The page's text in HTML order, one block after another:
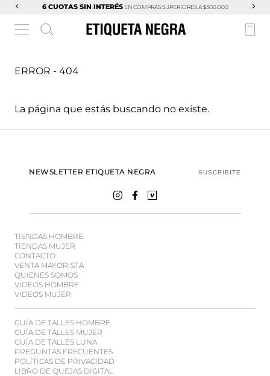
6 CUOTAS SIN INTERÉSEN COMPRAS SUPERIORES A $300.000
ERROR - 404
La página que estás buscando no existe.
TIENDAS HOMBRE
TIENDAS MUJER
CONTACTO
VENTA MAYORISTA
QUIENES SOMOS
VIDEOS HOMBRE
VIDEOS MUJER
GUÍA DE TALLES HOMBRE
GUÍA DE TALLES MUJER
GUÍA DE TALLES LUNA
PREGUNTAS FRECUENTES
POLÍTICAS DE PRIVACIDAD
LIBRO DE QUEJAS DIGITAL
NEWSLETTER ETIQUETA NEGRA SUSCRIBITE